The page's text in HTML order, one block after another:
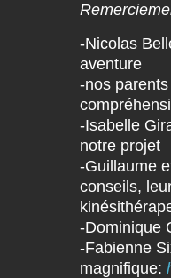
-Nicolas
aventure
-nos
-Isabelle
notre projet
-Guillaume
conseils,
-Dominique
-Fabienne
magnifique: